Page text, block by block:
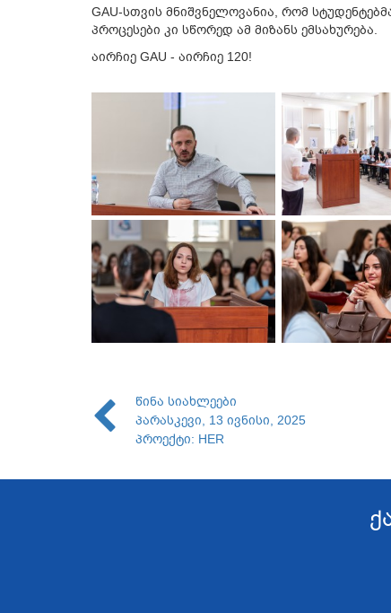
GAU-სთვის მნიშვნელოვანია, რომ
პროცესები კი სწორედ ამ მიზანს ემსახურება.
აირჩიე GAU - აირჩიე 120!
წინა სიახლეები
პარასკევი, 13 ივნისი, 2025
პროექტი: HER